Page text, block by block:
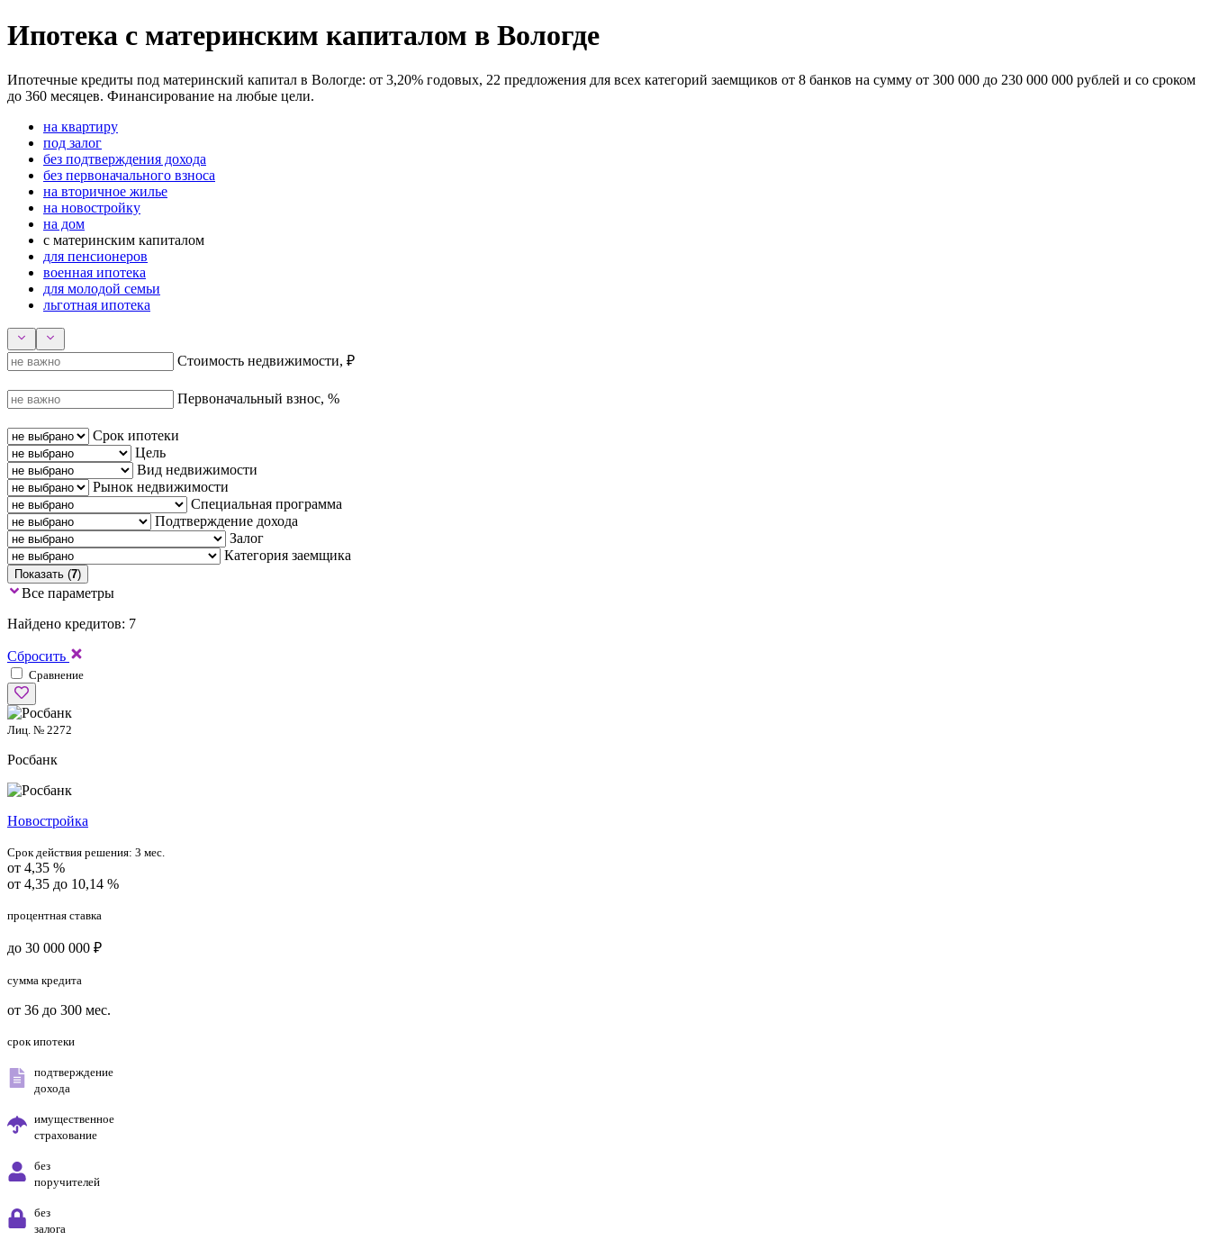
Ипотека с материнским капиталом в Вологде
Ипотечные кредиты под материнский капитал в Вологде: от 3,20% годовых, 22 предложения для всех категорий заемщиков от 8 банков на сумму от 300 000 до 230 000 000 рублей и со сроком
до 360 месяцев. Финансирование на любые цели.
на квартиру
под залог
без подтверждения дохода
без первоначального взноса
на вторичное жилье
на новостройку
на дом
с материнским капиталом
для пенсионеров
военная ипотека
для молодой семьи
льготная ипотека
Стоимость недвижимости, ₽
Первоначальный взнос, %
Срок ипотеки
Цель
Вид недвижимости
Рынок недвижимости
Специальная программа
Подтверждение дохода
Залог
Категория заемщика
Показать (7)
Все параметры
Найдено кредитов: 7
Сбросить
Сравнение
Лиц. № 2272
Росбанк
Новостройка
Срок действия решения: 3 мес.
от 4,35 %
от 4,35 до 10,14 %
процентная ставка
до 30 000 000 ₽
сумма кредита
от 36 до 300 мес.
срок ипотеки
подтверждение
дохода
имущественное
страхование
без
поручителей
без
залога